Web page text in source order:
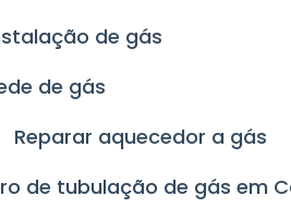
de gás
de gás
Reparar aquecedor a gás
de tubulação de gás em